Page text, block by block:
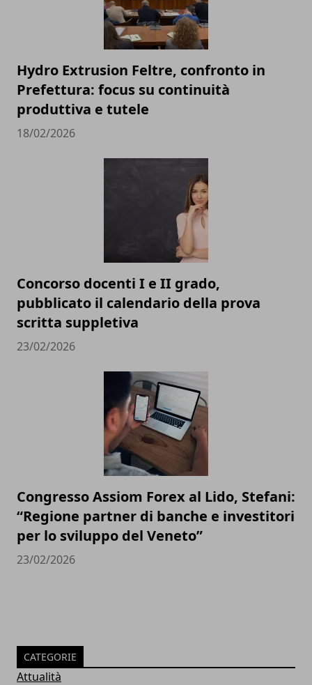
Hydro Extrusion Feltre, confronto in
Prefettura: focus su continuità
produttiva e tutele
18/02/2026
Concorso docenti I e II grado,
pubblicato il calendario della prova
scritta suppletiva
23/02/2026
Congresso Assiom Forex al Lido, Stefani:
“Regione partner di banche e investitori
per lo sviluppo del Veneto”
23/02/2026
CATEGORIE
Attualità